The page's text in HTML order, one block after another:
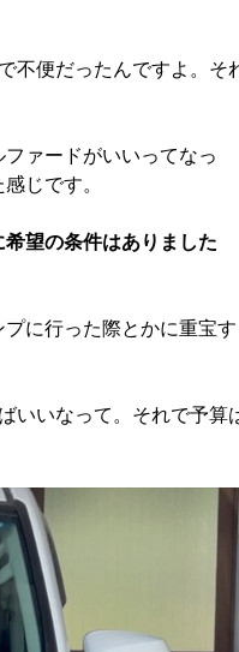
不便だったんですよ。そ
ァードがいいってなっ
じです。
望の条件はありました
に行った際とかに重宝す
いいなって。それで予算